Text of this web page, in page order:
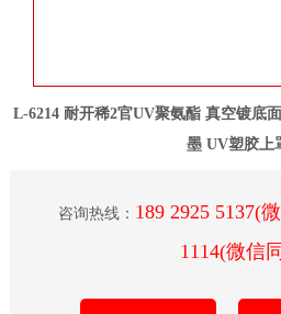
L-6214 耐开稀2官UV聚氨酯 真空镀底
墨 UV塑胶上
咨询热线： 189 2925 5137(
1114(微信